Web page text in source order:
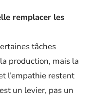
remplacer les
tâches
production, mais la
l’empathie restent
un levier, pas un